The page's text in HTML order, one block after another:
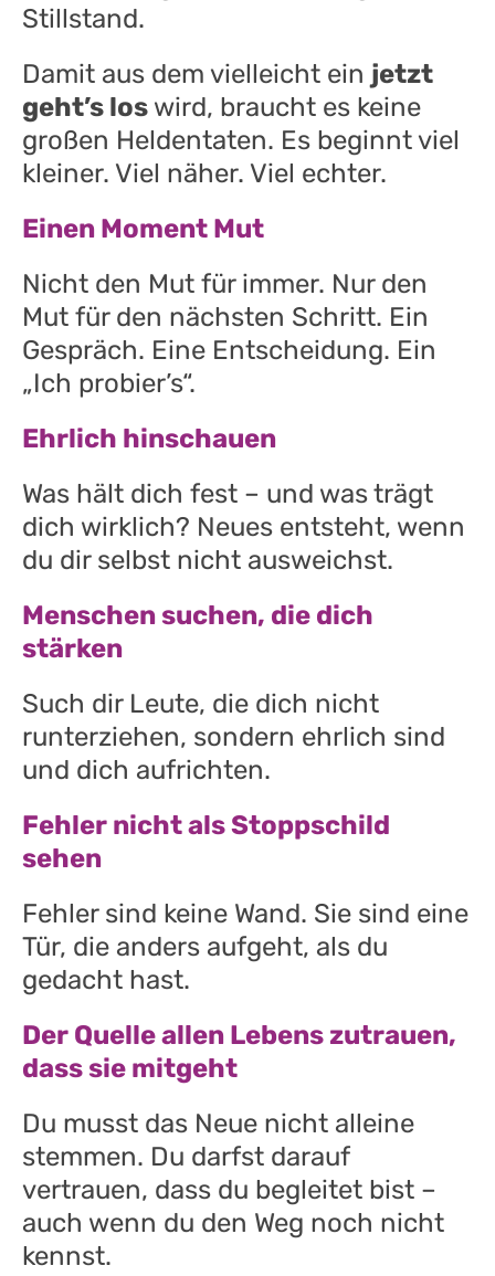
Stillstand.
Damit aus dem vielleicht ein jetzt
geht’s los wird, braucht es keine
großen Heldentaten. Es beginnt viel
kleiner. Viel näher. Viel echter.
Einen Moment Mut
Nicht den Mut für immer. Nur den
Mut für den nächsten Schritt. Ein
Gespräch. Eine Entscheidung. Ein
„Ich probier’s“.
Ehrlich hinschauen
Was hält dich fest – und was trägt
dich wirklich? Neues entsteht, wenn
du dir selbst nicht ausweichst.
Menschen suchen, die dich
stärken
Such dir Leute, die dich nicht
runterziehen, sondern ehrlich sind
und dich aufrichten.
Fehler nicht als Stoppschild
sehen
Fehler sind keine Wand. Sie sind eine
Tür, die anders aufgeht, als du
gedacht hast.
Der Quelle allen Lebens zutrauen,
dass sie mitgeht
Du musst das Neue nicht alleine
stemmen. Du darfst darauf
vertrauen, dass du begleitet bist –
auch wenn du den Weg noch nicht
kennst.